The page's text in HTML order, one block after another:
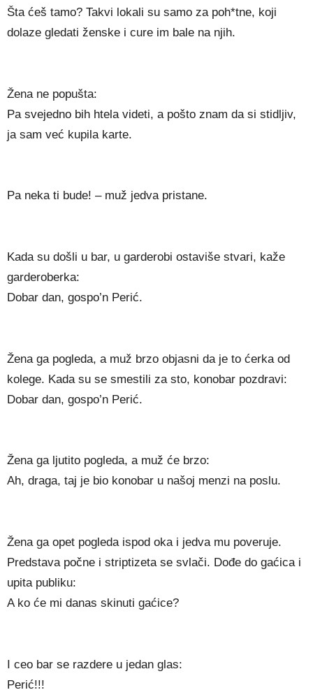
Šta ćeš tamo? Takvi lokali su samo za poh*tne, koji
dolaze gledati ženske i cure im bale na njih.
Žena ne popušta:
Pa svejedno bih htela videti, a pošto znam da si stidljiv,
ja sam već kupila karte.
Pa neka ti bude! – muž jedva pristane.
Kada su došli u bar, u garderobi ostaviše stvari, kaže
garderoberka:
Dobar dan, gospo’n Perić.
Žena ga pogleda, a muž brzo objasni da je to ćerka od
kolege. Kada su se smestili za sto, konobar pozdravi:
Dobar dan, gospo’n Perić.
Žena ga ljutito pogleda, a muž će brzo:
Ah, draga, taj je bio konobar u našoj menzi na poslu.
Žena ga opet pogleda ispod oka i jedva mu poveruje.
Predstava počne i striptizeta se svlači. Dođe do gaćica i
upita publiku:
A ko će mi danas skinuti gaćice?
I ceo bar se razdere u jedan glas:
Perić!!!